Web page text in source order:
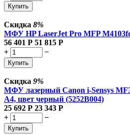
Купить
Скидка 8%
МФУ HP LaserJet Pro MFP
56 401 Р 51 815 Р
+
−
Купить
Скидка 9%
МФУ лазерный Canon i-Sensys
A4, цвет черный (5252B004)
25 692 Р 23 343 Р
+
−
Купить